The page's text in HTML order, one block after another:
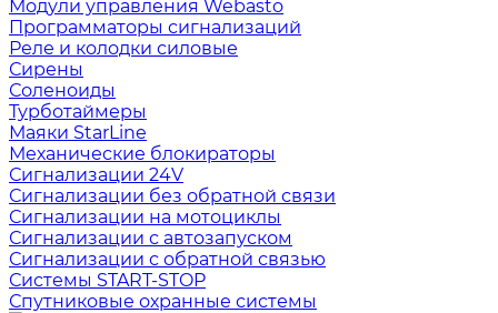
Модули управления Webasto
Программаторы сигнализаций
Реле и колодки силовые
Сирены
Соленоиды
Турботаймеры
Маяки StarLine
Механические блокираторы
Сигнализации 24V
Сигнализации без обратной связи
Сигнализации на мотоциклы
Сигнализации с автозапуском
Сигнализации с обратной связью
Системы START-STOP
Спутниковые охранные системы